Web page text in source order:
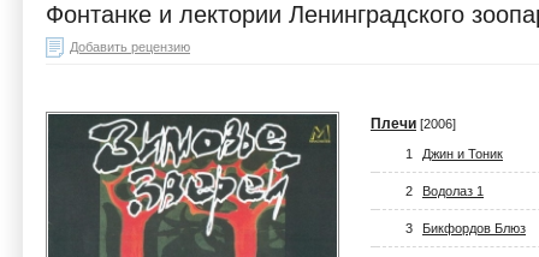
Фонтанке и лектории Ленинградского
Добавить рецензию
Плечи [2006]
1 Джин и Тоник
2 Водолаз 1
3 Бикфордов Блюз